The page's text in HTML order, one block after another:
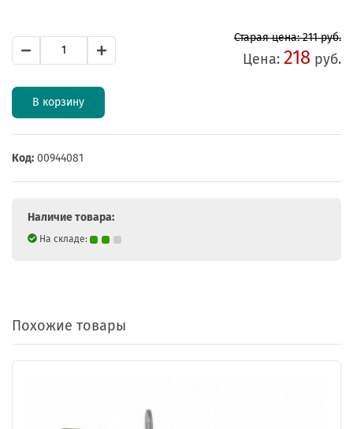
Старая цена: 211 руб.
Цена: 218 руб.
В корзину
Код: 00944081
Наличие товара:
На складе:
Похожие товары